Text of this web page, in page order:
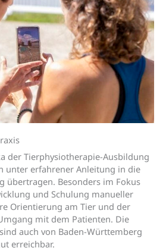
der Tierphysiotherapie-Ausbildung
unter erfahrener Anleitung in die
übertragen. Besonders im Fokus
und Schulung manueller
Orientierung am Tier und der
mit dem Patienten. Die
auch von Baden-Württemberg
erreichbar.